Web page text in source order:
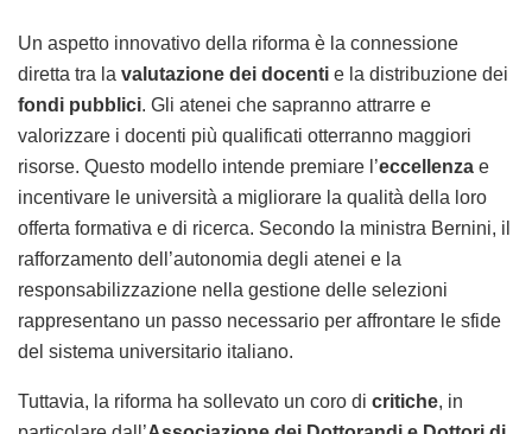
Un aspetto innovativo della riforma è la connessione
diretta tra la valutazione dei docenti e la distribuzione dei
fondi pubblici. Gli atenei che sapranno attrarre e
valorizzare i docenti più qualificati otterranno maggiori
risorse. Questo modello intende premiare l’eccellenza e
incentivare le università a migliorare la qualità della loro
offerta formativa e di ricerca. Secondo la ministra Bernini, il
rafforzamento dell’autonomia degli atenei e la
responsabilizzazione nella gestione delle selezioni
rappresentano un passo necessario per affrontare le sfide
del sistema universitario italiano.
Tuttavia, la riforma ha sollevato un coro di critiche, in